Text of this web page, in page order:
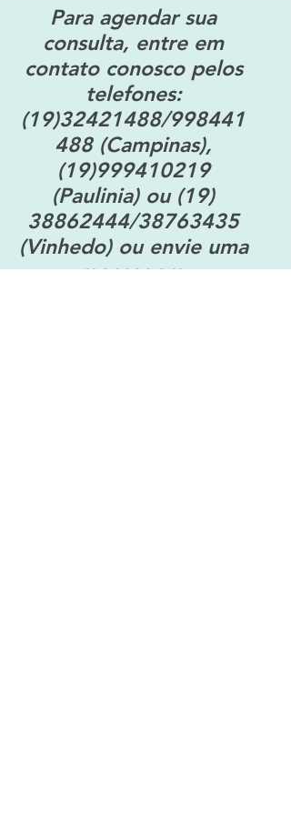
Para agendar sua
consulta, entre em
contato conosco pelos
telefones:
(19)32421488/998441
488 (Campinas),
(19)999410219
(Paulinia) ou (19)
38862444/38763435
(Vinhedo) ou envie uma
mensagem.